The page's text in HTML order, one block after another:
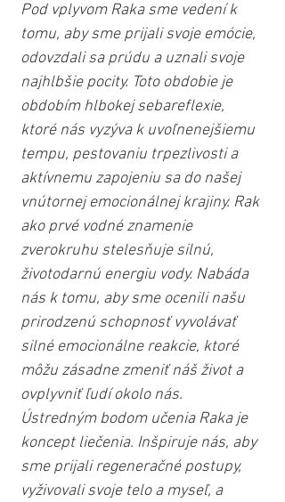
Pod vplyvom Raka sme vedení k
tomu, aby sme prijali svoje emócie,
odovzdali sa prúdu a uznali svoje
najhlbšie pocity. Toto obdobie je
obdobím hlbokej sebareflexie,
ktoré nás vyzýva k uvoľnenejšiemu
tempu, pestovaniu trpezlivosti a
aktívnemu zapojeniu sa do našej
vnútornej emocionálnej krajiny. Rak
ako prvé vodné znamenie
zverokruhu stelesňuje silnú,
životodarnú energiu vody. Nabáda
nás k tomu, aby sme ocenili našu
prirodzenú schopnosť vyvolávať
silné emocionálne reakcie, ktoré
môžu zásadne zmeniť náš život a
ovplyvniť ľudí okolo nás.
Ústredným bodom učenia Raka je
koncept liečenia. Inšpiruje nás, aby
sme prijali regeneračné postupy,
vyživovali svoje telo a myseľ, a